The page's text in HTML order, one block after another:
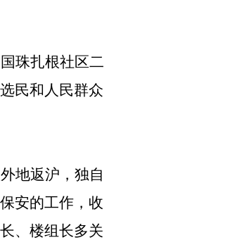
珠扎根社区二
民和人民群众
地返沪，独自
安的工作，收
、楼组长多关